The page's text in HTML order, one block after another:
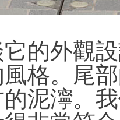
的外觀
格。尾
泥濘。